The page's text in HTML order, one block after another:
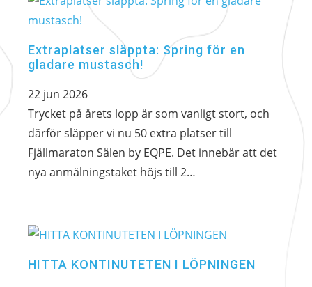
Extraplatser släppta: Spring för en
gladare mustasch!
22 jun 2026
Trycket på årets lopp är som vanligt stort, och
därför släpper vi nu 50 extra platser till
Fjällmaraton Sälen by EQPE. Det innebär att det
nya anmälningstaket höjs till 2…
HITTA KONTINUTETEN I LÖPNINGEN
Dessa kakor
går inte att
behövs för att
hemsidan ska
Statistik
För att vi ska
kunna
förbättra
och
uppbyggnad,
hur